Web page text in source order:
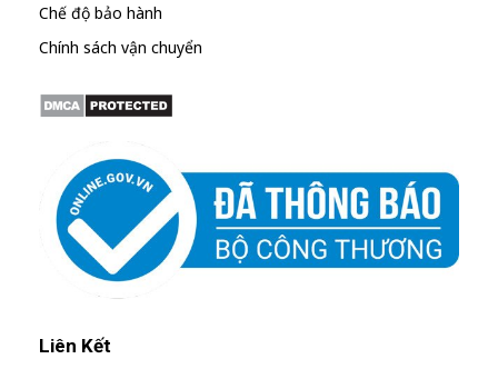
Chế độ bảo hành
Chính sách vận chuyển
Liên Kết